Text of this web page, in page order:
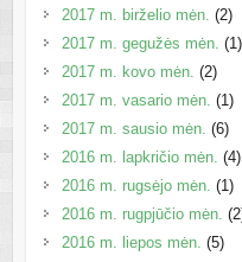
2017 m. birželio mėn. (2)
2017 m. gegužės mėn. (1)
2017 m. kovo mėn. (2)
2017 m. vasario mėn. (1)
2017 m. sausio mėn. (6)
2016 m. lapkričio mėn. (4)
2016 m. rugsėjo mėn. (1)
2016 m. rugpjūčio mėn.
2016 m. liepos mėn. (5)